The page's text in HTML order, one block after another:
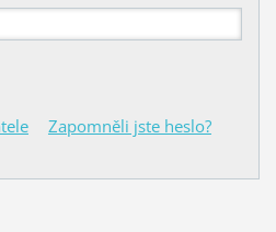
Zapomněli jste heslo?